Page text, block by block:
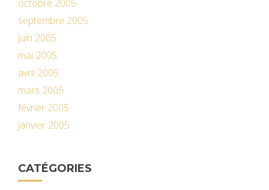
octobre 2005
septembre 2005
juin 2005
mai 2005
avril 2005
mars 2005
février 2005
janvier 2005
CATÉGORIES